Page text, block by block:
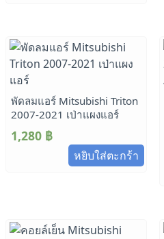
พัดลมแอร์ Mitsubishi Triton
2007-2021 เป่าแผงแอร์
1,280 ฿
หยิบใส่ตะกร้า